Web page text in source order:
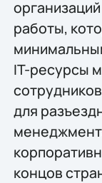
работы,
IT-ресурсы
для
концов